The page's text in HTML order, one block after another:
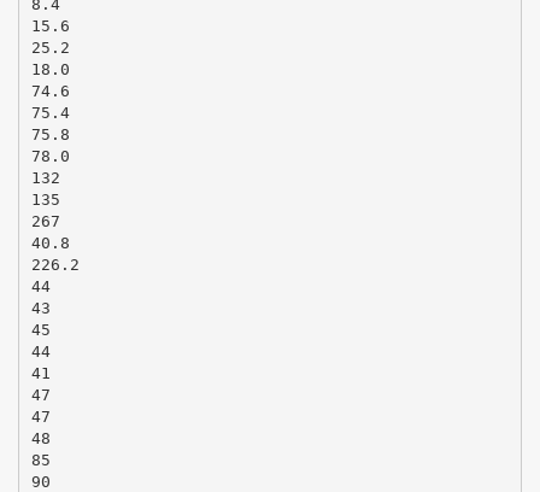
8.4
15.6
25.2
18.0
74.6
75.4
75.8
78.0
132
135
267
40.8
226.2
44
43
45
44
41
47
47
48
85
90